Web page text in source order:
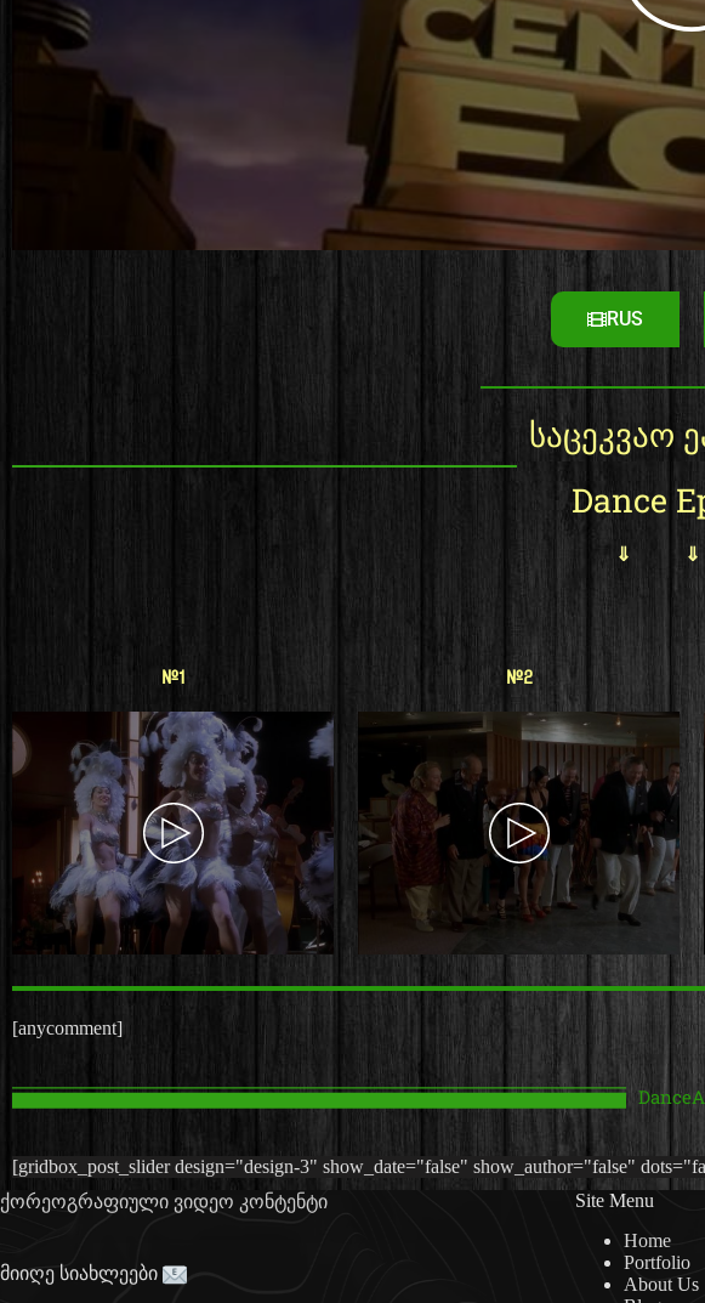
RUS
საცეკვაო
Dance
⇓
#1 #2
[anycomment]
[gridbox_post_slider design="design-3" show_date="false" show_author="false"
ქორეოგრაფიული ვიდეო კონტენტი
მიიღე სიახლეები
Site Menu
Home
Portfolio
About Us